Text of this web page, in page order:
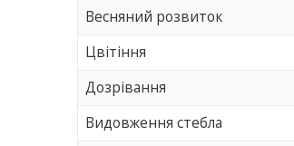
Весняний розвиток
Цвітіння
Дозрівання
Видовження стебла